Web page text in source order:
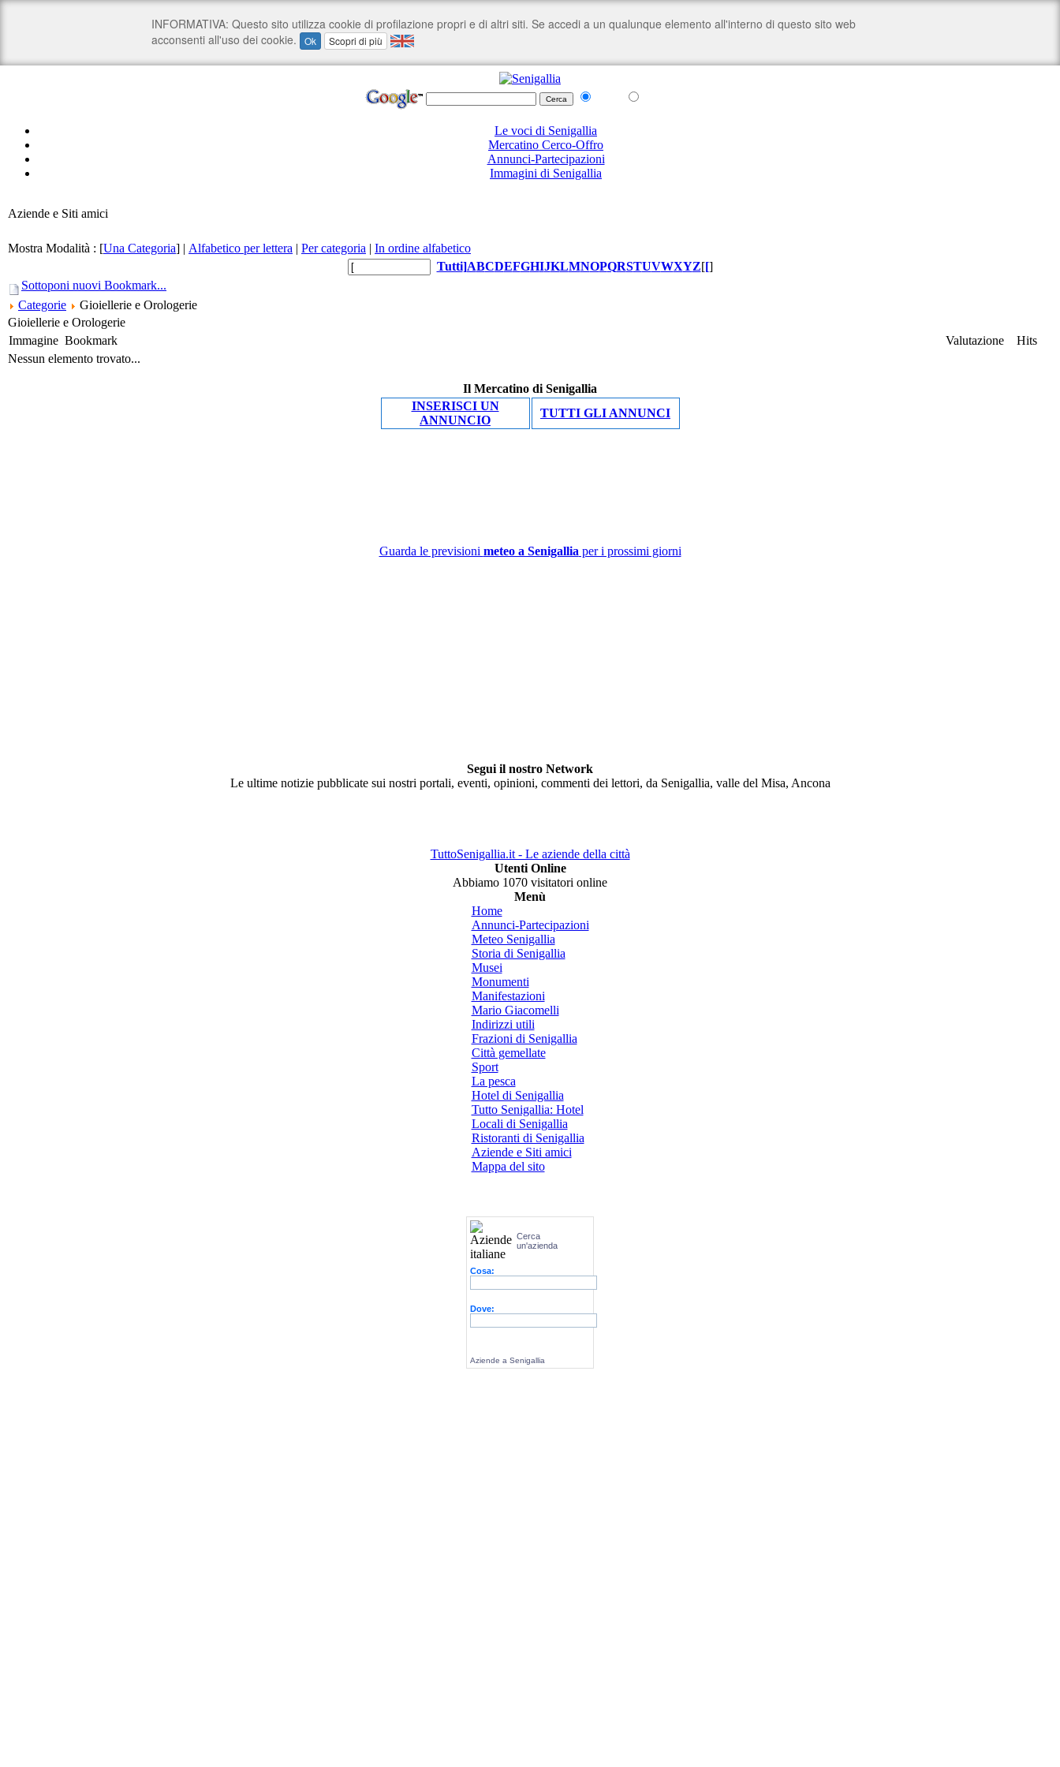
Le voci di Senigallia
Mercatino Cerco-Offro
Annunci-Partecipazioni
Immagini di Senigallia
Aziende e Siti amici
Mostra Modalità : [Una Categoria] | Alfabetico per lettera | Per categoria | In ordine alfabetico
Tutti]ABCDEFGHIJKLMNOPQRSTUVWXYZ[[]
Sottoponi nuovi Bookmark...
Categorie
Gioiellerie e Orologerie
Gioiellerie e Orologerie
Immagine Bookmark Valutazione
Hits
Nessun elemento trovato...
Il Mercatino di Senigallia
INSERISCI UN
ANNUNCIO
TUTTI GLI ANNUNCI
Guarda le previsioni meteo a Senigallia per i prossimi giorni
Segui il nostro Network
Le ultime notizie pubblicate sui nostri portali, eventi, opinioni, commenti dei lettori, da Senigallia, valle del Misa, Ancona
TuttoSenigallia.it - Le aziende della città
Utenti Online
Abbiamo 1070 visitatori online
Menù
Home
Annunci-Partecipazioni
Meteo Senigallia
Storia di Senigallia
Musei
Monumenti
Manifestazioni
Mario Giacomelli
Indirizzi utili
Frazioni di Senigallia
Città gemellate
Sport
La pesca
Hotel di Senigallia
Tutto Senigallia: Hotel
Locali di Senigallia
Ristoranti di Senigallia
Aziende e Siti amici
Mappa del sito
Cerca
un'azienda
Cosa:
Dove:
Aziende a Senigallia